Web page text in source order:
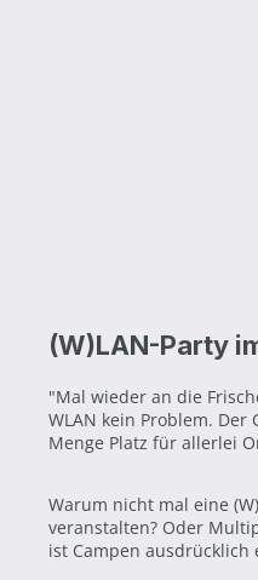
(W)LAN-Party
"Mal wieder an die
WLAN kein Problem.
Menge Platz für allerlei
Warum nicht mal eine
veranstalten? Oder
ist Campen ausdrücklich